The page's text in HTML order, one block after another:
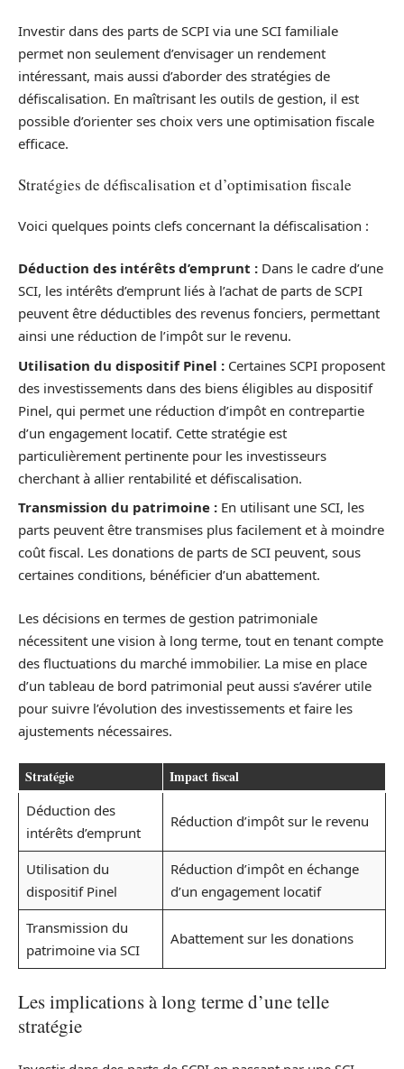
Investir dans des parts de SCPI via une SCI familiale
permet non seulement d’envisager un rendement
intéressant, mais aussi d’aborder des stratégies de
défiscalisation. En maîtrisant les outils de gestion, il est
possible d’orienter ses choix vers une optimisation fiscale
efficace.
Stratégies de défiscalisation et d’optimisation fiscale
Voici quelques points clefs concernant la défiscalisation :
Déduction des intérêts d’emprunt : Dans le cadre d’une
SCI, les intérêts d’emprunt liés à l’achat de parts de SCPI
peuvent être déductibles des revenus fonciers, permettant
ainsi une réduction de l’impôt sur le revenu.
Utilisation du dispositif Pinel : Certaines SCPI proposent
des investissements dans des biens éligibles au dispositif
Pinel, qui permet une réduction d’impôt en contrepartie
d’un engagement locatif. Cette stratégie est
particulièrement pertinente pour les investisseurs
cherchant à allier rentabilité et défiscalisation.
Transmission du patrimoine : En utilisant une SCI, les
parts peuvent être transmises plus facilement et à moindre
coût fiscal. Les donations de parts de SCI peuvent, sous
certaines conditions, bénéficier d’un abattement.
Les décisions en termes de gestion patrimoniale
nécessitent une vision à long terme, tout en tenant compte
des fluctuations du marché immobilier. La mise en place
d’un tableau de bord patrimonial peut aussi s’avérer utile
pour suivre l’évolution des investissements et faire les
ajustements nécessaires.
Stratégie Impact fiscal
Déduction des
intérêts d’emprunt
Réduction d’impôt sur le revenu
Utilisation du
dispositif Pinel
Réduction d’impôt en échange
d’un engagement locatif
Transmission du
patrimoine via SCI
Abattement sur les donations
Les implications à long terme d’une telle
stratégie